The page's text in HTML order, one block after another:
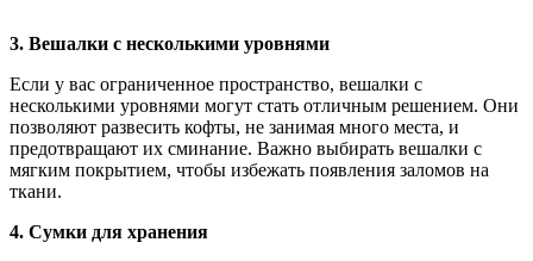
3. Вешалки с несколькими уровнями
Если у вас ограниченное пространство, вешалки с
несколькими уровнями могут стать отличным решением. Они
позволяют развесить кофты, не занимая много места, и
предотвращают их сминание. Важно выбирать вешалки с
мягким покрытием, чтобы избежать появления заломов на
ткани.
4. Сумки для хранения